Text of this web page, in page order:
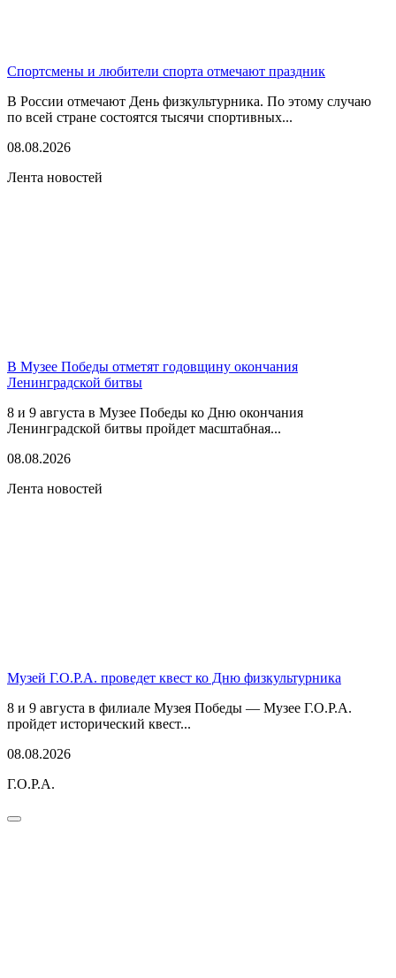
Спортсмены и любители спорта отмечают праздник
В России отмечают День физкультурника. По этому случаю
по всей стране состоятся тысячи спортивных...
08.08.2026
Лента новостей
В Музее Победы отметят годовщину окончания
Ленинградской битвы
8 и 9 августа в Музее Победы ко Дню окончания
Ленинградской битвы пройдет масштабная...
08.08.2026
Лента новостей
Музей Г.О.Р.А. проведет квест ко Дню физкультурника
8 и 9 августа в филиале Музея Победы — Музее Г.О.Р.А.
пройдет исторический квест...
08.08.2026
Г.О.Р.А.